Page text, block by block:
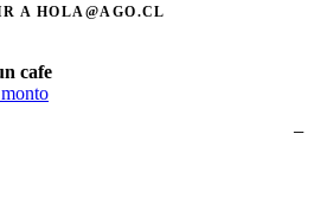
A HOLA@AGO.CL
cafe